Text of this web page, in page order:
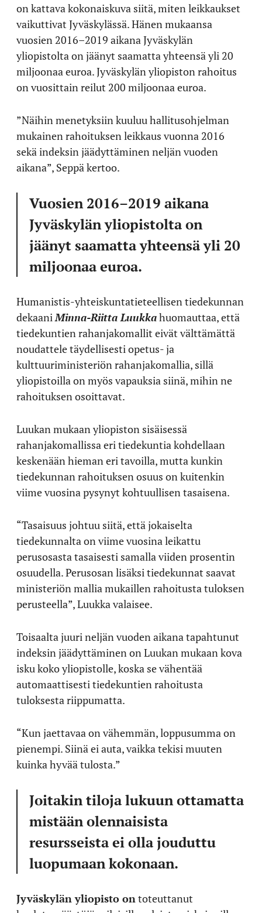
on kattava kokonaiskuva siitä, miten leikkaukset
vaikuttivat Jyväskylässä. Hänen mukaansa
vuosien 2016–2019 aikana Jyväskylän
yliopistolta on jäänyt saamatta yhteensä yli 20
miljoonaa euroa. Jyväskylän yliopiston rahoitus
on vuosittain reilut 200 miljoonaa euroa.
”Näihin menetyksiin kuuluu hallitusohjelman
mukainen rahoituksen leikkaus vuonna 2016
sekä indeksin jäädyttäminen neljän vuoden
aikana”, Seppä kertoo.
Vuosien 2016–2019 aikana
Jyväskylän yliopistolta on
jäänyt saamatta yhteensä yli 20
miljoonaa euroa.
Humanistis-yhteiskuntatieteellisen tiedekunnan
dekaaniMinna-Riitta Luukkahuomauttaa, että
tiedekuntien rahanjakomallit eivät välttämättä
noudattele täydellisesti opetus- ja
kulttuuriministeriön rahanjakomallia, sillä
yliopistoilla on myös vapauksia siinä, mihin ne
rahoituksen osoittavat.
Luukan mukaan yliopiston sisäisessä
rahanjakomallissa eri tiedekuntia kohdellaan
keskenään hieman eri tavoilla, mutta kunkin
tiedekunnan rahoituksen osuus on kuitenkin
viime vuosina pysynyt kohtuullisen tasaisena.
“Tasaisuus johtuu siitä, että jokaiselta
tiedekunnalta on viime vuosina leikattu
perusosasta tasaisesti samalla viiden prosentin
osuudella. Perusosan lisäksi tiedekunnat saavat
ministeriön mallia mukaillen rahoitusta tuloksen
perusteella”, Luukka valaisee.
Toisaalta juuri neljän vuoden aikana tapahtunut
indeksin jäädyttäminen on Luukan mukaan kova
isku koko yliopistolle, koska se vähentää
automaattisesti tiedekuntien rahoitusta
tuloksesta riippumatta.
“Kun jaettavaa on vähemmän, loppusumma on
pienempi. Siinä ei auta, vaikka tekisi muuten
kuinka hyvää tulosta.”
Joitakin tiloja lukuun ottamatta
mistään olennaisista
resursseista ei olla jouduttu
luopumaan kokonaan.
Jyväskylän yliopisto ontoteuttanut